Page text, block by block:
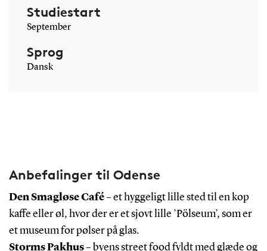
Studiestart
September
Sprog
Dansk
Anbefalinger til Odense
Den Smagløse Café– et hyggeligt lille sted til en kop
kaffe eller øl, hvor der er et sjovt lille ’Pölseum’, som er
et museum for pølser på glas.
Storms Pakhus– byens street food fyldt med glæde og